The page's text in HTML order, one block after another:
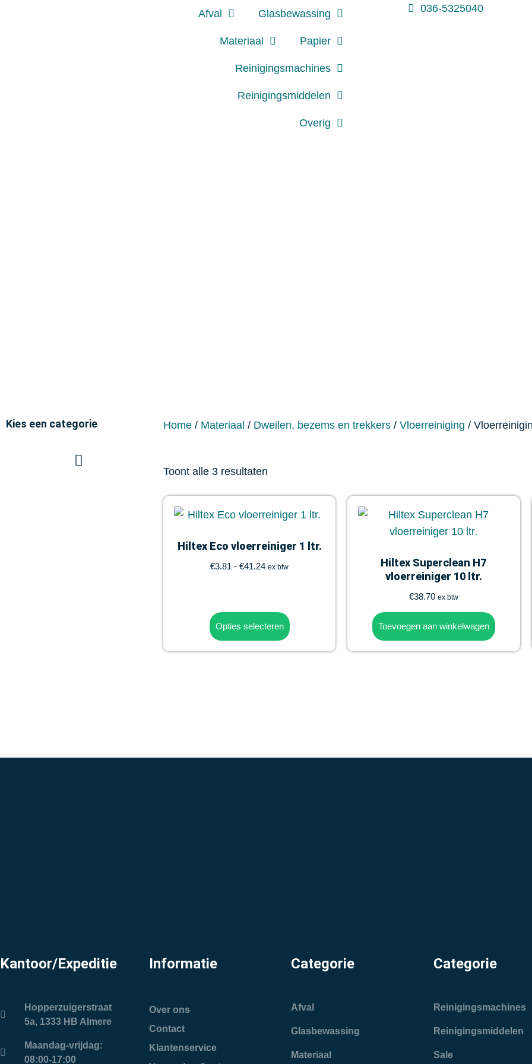
Afval Glasbewassing
Materiaal Papier
Reinigingsmachines
Reinigingsmiddelen
Overig
036-5325040
Kies een categorie Home/ Materiaal / Dweilen, bezems en trekkers/ Vloerreiniging /
Toont alle 3 resultaten
Hiltex Eco vloerreiniger 1 ltr.
€3.81 - €41.24 ex btw
Opties selecteren
Hiltex Superclean H7
vloerreiniger 10 ltr.
€38.70 ex btw
Toevoegen aan winkelwagen
Kantoor/Expeditie
Hopperzuigerstraat
5a, 1333 HB Almere
Maandag-vrijdag:
08:00-17:00
Informatie
Over ons
Contact
Klantenservice
Categorie
Afval
Glasbewassing
Materiaal
Categorie
Reinigingsmachines
Reinigingsmiddelen
Sale